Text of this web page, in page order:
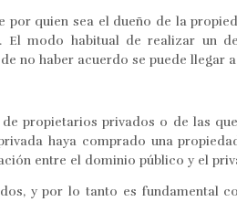
quien sea el dueño de la
modo habitual de realizar un
no haber acuerdo se puede
propietarios privados o de las
haya comprado una
entre el dominio público y el
y por lo tanto es fundamental